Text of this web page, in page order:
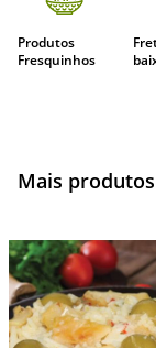
Produtos
Fresquinhos
Mais